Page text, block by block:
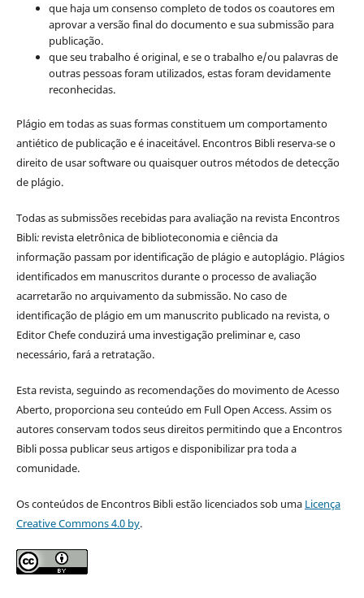
que haja um consenso completo de todos os coautores em
aprovar a versão final do documento e sua submissão para
publicação.
que seu trabalho é original, e se o trabalho e/ou palavras de
outras pessoas foram utilizados, estas foram devidamente
reconhecidas.
Plágio em todas as suas formas constituem um comportamento
antiético de publicação e é inaceitável. Encontros Bibli reserva-se o
direito de usar software ou quaisquer outros métodos de detecção
de plágio.
Todas as submissões recebidas para avaliação na revista Encontros
Bibli: revista eletrônica de biblioteconomia e ciência da
informaçãopassam por identificação de plágio e autoplágio. Plágios
identificados em manuscritos durante o processo de avaliação
acarretarão no arquivamento da submissão. No caso de
identificação de plágio em um manuscrito publicado na revista, o
Editor Chefe conduzirá uma investigação preliminar e, caso
necessário, fará a retratação.
Esta revista, seguindo as recomendações do movimento de Acesso
Aberto, proporciona seu conteúdo em Full Open Access. Assim os
autores conservam todos seus direitos permitindo que a Encontros
Bibli possa publicar seus artigos e disponibilizar pra toda a
comunidade.
Os conteúdos de Encontros Bibli estão licenciados sob uma Licença
Creative Commons 4.0 by.